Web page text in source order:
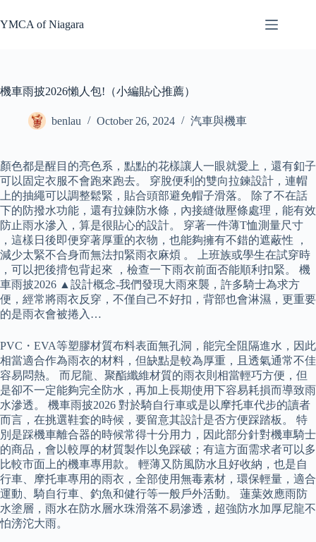
to
content
YMCA of Niagara
機車雨披2026懶人包!（小編貼心推薦）
benlau October 26, 2024 汽車與機車
顏色都是醒目的亮色系，點點的花樣讓人一眼就愛上，還有釦子
可以固定衣服不會跑來跑去。 穿脫便利的雙向拉鍊設計，連帽
上的抽繩可以調整鬆緊，貼合頭部避免帽子滑落。 除了不在話
下的防撥水功能，還有拉鍊防水條，內接縫做壓條處理，能有效
防止雨水滲入，算是很貼心的設計。 穿著一件薄T恤測量尺寸
，這樣日後即便穿著厚重的衣物，也能夠擁有不錯的遮蔽性 ，
減少太緊不合身而無法扣緊雨衣麻煩 。 上班族或學生在試穿時
，可以把後揹包背起來 ，檢查一下雨衣前面否能順利扣緊。 機
車雨披2026 ▲設計概念-我們發現大雨來襲，許多騎士為求方
便，經常將雨衣反穿，不僅自己不好扣，背部也會淋濕，更重要
的是雨衣會被捲入…
PVC・EVA等塑膠材質布料表面無孔洞，能完全阻隔進水，因此
相當適合作為雨衣的材料，但缺點是較為厚重，且透氣通常不佳
容易悶熱。 而尼龍、聚酯纖維材質的雨衣則相當輕巧方便，但
是卻不一定能夠完全防水，再加上長期使用下容易耗損而導致雨
水滲透。 機車雨披2026 對於騎自行車或是以摩托車代步的讀者
而言，在挑選鞋套的時候，要留意其設計是否方便踩踏板。 特
別是踩機車離合器的時候常得十分用力，因此部分針對機車騎士
的商品，會以較厚的材質製作以免踩破；有這方面需求者可以多
比較市面上的機車專用款。 輕薄又防風防水且好收納，也是自
行車、摩托車專用的雨衣，全部使用無毒素材，環保輕量，適合
運動、騎自行車、釣魚和健行等一般戶外活動。 蓮葉效應雨防
水塗層，雨水在防水層水珠滑落不易滲透，超強防水加厚尼龍不
怕滂沱大雨。